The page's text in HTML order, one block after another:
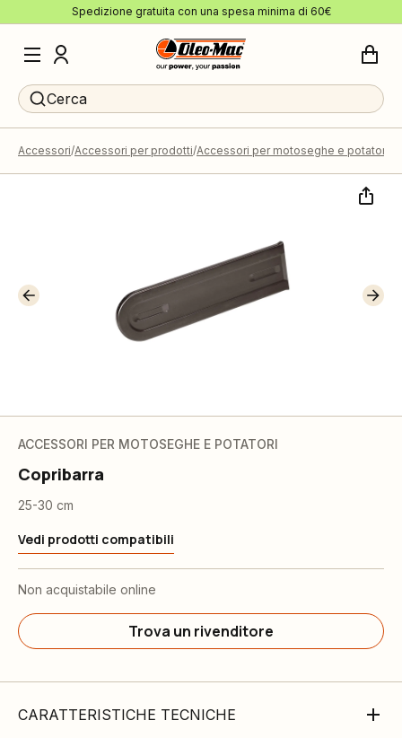
Spedizione gratuita con una spesa minima di 60€
Cerca
Accessori Accessori per prodotti Accessori per motoseghe e potatori
ACCESSORI PER MOTOSEGHE E POTATORI
Copribarra
25-30 cm
Vedi prodotti compatibili
Non acquistabile online
Trova un rivenditore
CARATTERISTICHE TECNICHE